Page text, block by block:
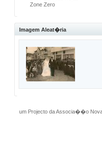
Zone Zero
Imagem Aleat�ria
um Projecto da Associa��o